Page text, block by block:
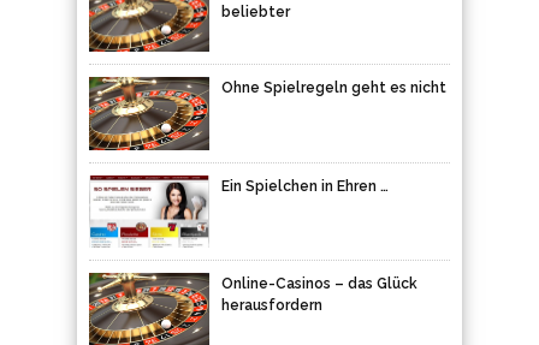
beliebter
Ohne Spielregeln geht es nicht
Ein Spielchen in Ehren …
Online-Casinos – das Glück
herausfordern